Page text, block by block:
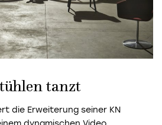
tanzt
die Erweiterung seiner KN